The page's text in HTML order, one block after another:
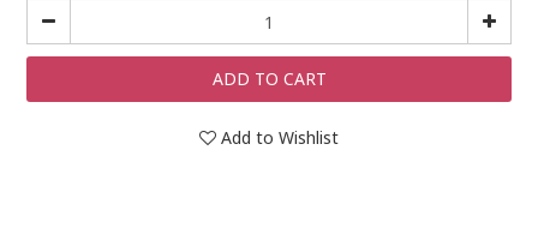
ADD TO CART
Add to Wishlist